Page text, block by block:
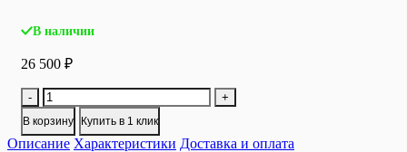
В наличии
26 500 ₽
-
Количество
товара
Фискальный
регистратор
+
В корзину Купить в 1 клик
Описание Характеристики Доставка и оплата